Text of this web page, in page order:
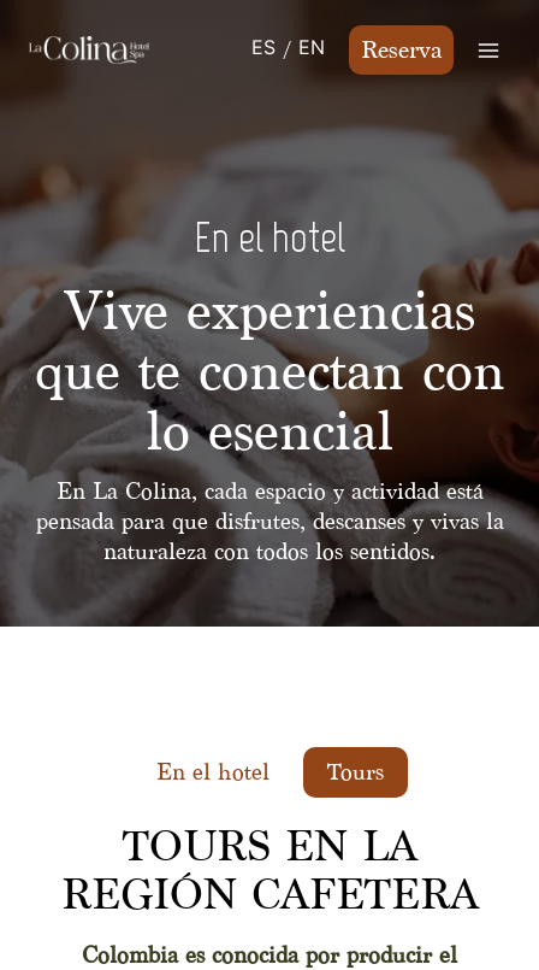
ES EN Reserva
En el hotel
Vive experiencias
que te conectan con
lo esencial
En La Colina, cada espacio y actividad está
pensada para que disfrutes, descanses y vivas la
naturaleza con todos los sentidos.
En el hotel Tours
TOURS EN LA
REGIÓN CAFETERA
Colombia es conocida por producir el